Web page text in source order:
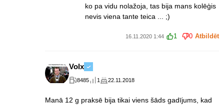
ko pa vidu nolažoja, tas bija mans kolēģis
nevis viena tante teica ... ;)
16.11.2020 1:44 1 0 Atbildēt
Volx
8485 1 22.11.2018
Manā 12 g praksē bija tikai viens šāds gadījums, kad